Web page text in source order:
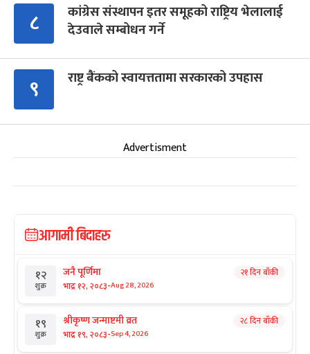
८
कांग्रेस संस्थापन इतर समूहको राष्ट्रिय भेलालाई
देउवाले सम्बोधन गर्ने
९ राष्ट्र बैंकको स्वायत्ततामा सरकारको उपहास
Advertisment
आगामी बिदाहरु
१२
शुक्र
जनै पूर्णिमा
भाद्र १२, २०८३-Aug 28, 2026
२१ दिन बाँकी
१९
शुक्र
श्रीकृष्ण जन्माष्टमी व्रत
भाद्र १९, २०८३-Sep 4, 2026
२८ दिन बाँकी